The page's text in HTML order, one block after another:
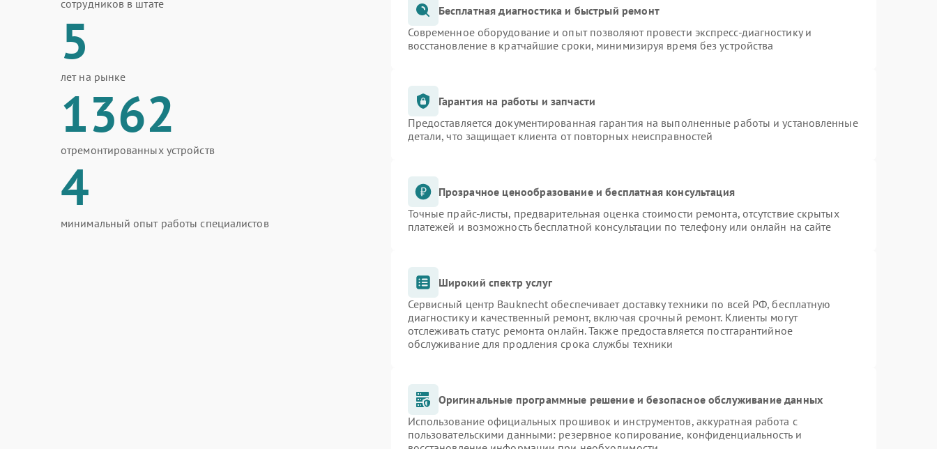
сотрудников в штате
5
лет на рынке
1362
отремонтированных устройств
4
минимальный опыт работы специалистов
Бесплатная диагностика и быстрый ремонт
Современное оборудование и опыт позволяют провести экспресс-диагностику и
восстановление в кратчайшие сроки, минимизируя время без устройства
Гарантия на работы и запчасти
Предоставляется документированная гарантия на выполненные работы и установленные
детали, что защищает клиента от повторных неисправностей
Прозрачное ценообразование и бесплатная консультация
Точные прайс-листы, предварительная оценка стоимости ремонта, отсутствие скрытых
платежей и возможность бесплатной консультации по телефону или онлайн на сайте
Широкий спектр услуг
Сервисный центр Bauknecht обеспечивает доставку техники по всей РФ, бесплатную
диагностику и качественный ремонт, включая срочный ремонт. Клиенты могут
отслеживать статус ремонта онлайн. Также предоставляется постгарантийное
обслуживание для продления срока службы техники
Оригинальные программные решение и безопасное обслуживание данных
Использование официальных прошивок и инструментов, аккуратная работа с
пользовательскими данными: резервное копирование, конфиденциальность и